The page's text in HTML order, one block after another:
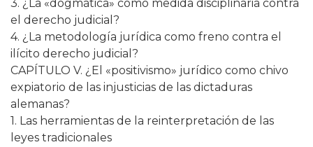
3. ¿La «dogmática» como medida disciplinaria contra
el derecho judicial?
4. ¿La metodología jurídica como freno contra el
ilícito derecho judicial?
CAPÍTULO V. ¿El «positivismo» jurídico como chivo
expiatorio de las injusticias de las dictaduras
alemanas?
1. Las herramientas de la reinterpretación de las
leyes tradicionales